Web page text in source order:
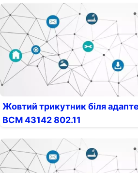
Жовтий трикутник біля
BCM 43142 802.11